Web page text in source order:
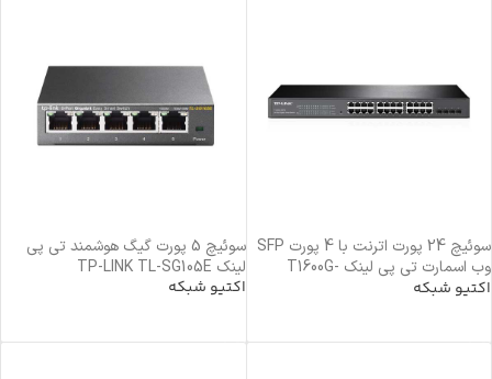
سوئیچ 24 پورت اترنت با 4 پورت SFP
وب اسمارت تی پی لینک T1600G-
28TS(TL-SG2424) TP-Link
اکتیو شبکه
سوئیچ 5 پورت گیگ هوشمند تی پی
لینک TP-LINK TL-SG105E
اکتیو شبکه